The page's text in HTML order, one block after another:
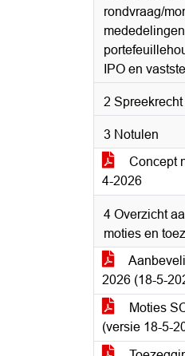
rondvraag/
mededelingen
IPO en
2
3 Notulen
Concept
4-2026
4 Overzicht
moties en
2026 (18-5-
Moties
(versie 18-5-